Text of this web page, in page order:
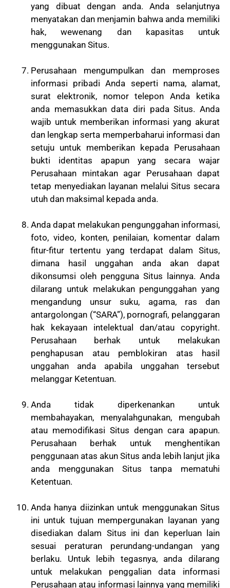
yang dibuat dengan anda. Anda selanjutnya
menyatakan dan menjamin bahwa anda memiliki
hak, wewenang dan kapasitas untuk
menggunakan Situs.
Perusahaan mengumpulkan dan memproses
informasi pribadi Anda seperti nama, alamat,
surat elektronik, nomor telepon Anda ketika
anda memasukkan data diri pada Situs. Anda
wajib untuk memberikan informasi yang akurat
dan lengkap serta memperbaharui informasi dan
setuju untuk memberikan kepada Perusahaan
bukti identitas apapun yang secara wajar
Perusahaan mintakan agar Perusahaan dapat
tetap menyediakan layanan melalui Situs secara
utuh dan maksimal kepada anda.
Anda dapat melakukan pengunggahan informasi,
foto, video, konten, penilaian, komentar dalam
fitur-fitur tertentu yang terdapat dalam Situs,
dimana hasil unggahan anda akan dapat
dikonsumsi oleh pengguna Situs lainnya. Anda
dilarang untuk melakukan pengunggahan yang
mengandung unsur suku, agama, ras dan
antargolongan (“SARA”), pornografi, pelanggaran
hak kekayaan intelektual dan/atau copyright.
Perusahaan berhak untuk melakukan
penghapusan atau pemblokiran atas hasil
unggahan anda apabila unggahan tersebut
melanggar Ketentuan.
Anda tidak diperkenankan untuk
membahayakan, menyalahgunakan, mengubah
atau memodifikasi Situs dengan cara apapun.
Perusahaan berhak untuk menghentikan
penggunaan atas akun Situs anda lebih lanjut jika
anda menggunakan Situs tanpa mematuhi
Ketentuan.
Anda hanya diizinkan untuk menggunakan Situs
ini untuk tujuan mempergunakan layanan yang
disediakan dalam Situs ini dan keperluan lain
sesuai peraturan perundang-undangan yang
berlaku. Untuk lebih tegasnya, anda dilarang
untuk melakukan penggalian data informasi
Perusahaan atau informasi lainnya yang memiliki